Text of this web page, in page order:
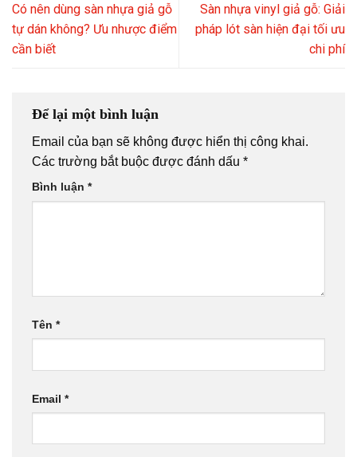
Có nên dùng sàn nhựa giả gỗ
tự dán không? Ưu nhược điểm
cần biết
Sàn nhựa vinyl giả gỗ: Giải
pháp lót sàn hiện đại tối ưu
chi phí
Để lại một bình luận
Email của bạn sẽ không được hiển thị công khai.
Các trường bắt buộc được đánh dấu *
Bình luận *
Tên *
Email *